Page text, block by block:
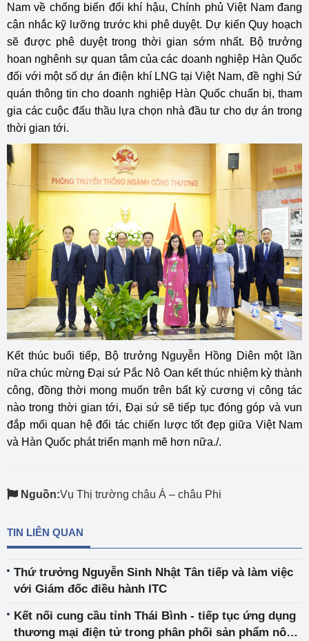
Nam về chống biến đổi khí hậu, Chính phủ Việt Nam đang
cân nhắc kỹ lưỡng trước khi phê duyệt. Dự kiến Quy hoạch
sẽ được phê duyệt trong thời gian sớm nhất. Bộ trưởng
hoan nghênh sự quan tâm của các doanh nghiệp Hàn Quốc
đối với một số dự án điện khí LNG tại Việt Nam, đề nghị Sứ
quán thông tin cho doanh nghiệp Hàn Quốc chuẩn bị, tham
gia các cuộc đấu thầu lựa chọn nhà đầu tư cho dự án trong
thời gian tới.
Kết thúc buổi tiếp, Bộ trưởng Nguyễn Hồng Diên một lần
nữa chúc mừng Đại sứ Pắc Nô Oan kết thúc nhiệm kỳ thành
công, đồng thời mong muốn trên bất kỳ cương vị công tác
nào trong thời gian tới, Đại sứ sẽ tiếp tục đóng góp và vun
đắp mối quan hệ đối tác chiến lược tốt đẹp giữa Việt Nam
và Hàn Quốc phát triển mạnh mẽ hơn nữa./.
Nguồn:Vụ Thị trường châu Á – châu Phi
TIN LIÊN QUAN
Thứ trưởng Nguyễn Sinh Nhật Tân tiếp và làm việc
với Giám đốc điều hành ITC
Kết nối cung cầu tỉnh Thái Bình - tiếp tục ứng dụng
thương mại điện tử trong phân phối sản phẩm nông